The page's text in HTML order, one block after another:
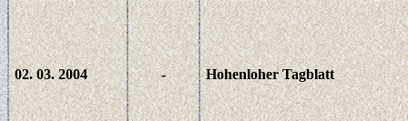
02. 03. 2004 - Hohenloher Tagblatt